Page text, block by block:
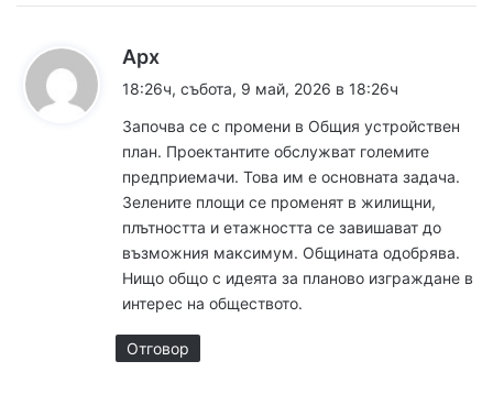
Арх
а
а
18:26ч, събота, 9 май, 2026 в 18:26ч
Започва се с промени в Общия устройствен
план. Проектантите обслужват големите
предприемачи. Това им е основната задача.
Зелените площи се променят в жилищни,
плътността и етажността се завишават до
възможния максимум. Общината одобрява.
Нищо общо с идеята за планово изграждане в
интерес на обществото.
Отговор